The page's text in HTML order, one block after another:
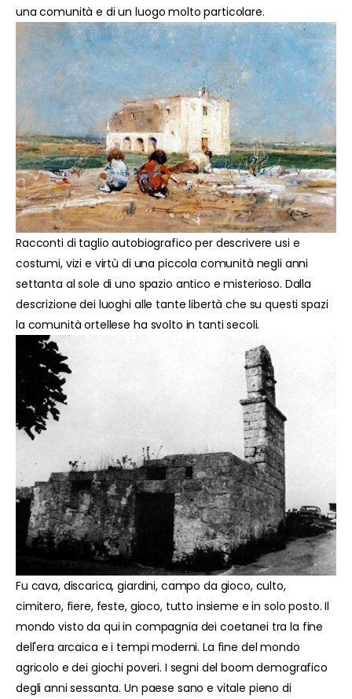
una comunità e di un luogo molto particolare.
Racconti di taglio autobiografico per descrivere usi e
costumi, vizi e virtù di una piccola comunità negli anni
settanta al sole di uno spazio antico e misterioso. Dalla
descrizione dei luoghi alle tante libertà che su questi spazi
la comunità ortellese ha svolto in tanti secoli.
Fu cava, discarica, giardini, campo da gioco, culto,
cimitero, fiere, feste, gioco, tutto insieme e in solo posto. Il
mondo visto da qui in compagnia dei coetanei tra la fine
dell'era arcaica e i tempi moderni. La fine del mondo
agricolo e dei giochi poveri. I segni del boom demografico
degli anni sessanta. Un paese sano e vitale pieno di